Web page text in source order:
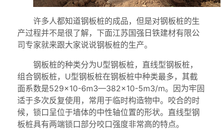
许多人都知道钢板桩的成品，但是对钢板桩的生
产过程并不是很了解，下面江苏国强日铁建材有限公
司专家就来跟大家说说钢板桩的生产。
钢板桩的种类分为U型钢板桩，直线型钢板桩，
组合钢板桩，U型钢板桩在钢板桩中种类最多，其截
面系数是529×10-6m3—382×10-5m3/m。因为牢固
适于多次反复使用，常用于临时构造物中。咬合的时
候，锁口呈位于墙体的中性轴位置的形状。直线型钢
板桩具有两端锁口部分咬口强度非常高的特点。